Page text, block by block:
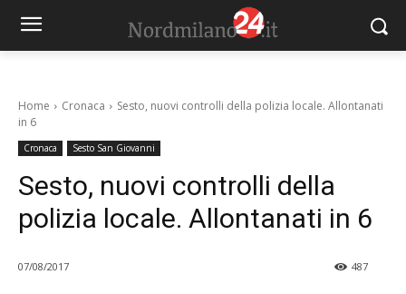
Home Cronaca
Sesto, nuovi controlli della polizia locale. Allontanati
in 6
Cronaca Sesto San Giovanni
Sesto, nuovi controlli della
polizia locale. Allontanati in 6
07/08/2017 487